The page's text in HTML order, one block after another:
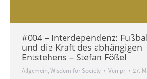
#004 – Interdependenz:
und die Kraft des abhängigen
Entstehens – Stefan Fößel
Allgemein,Wisdom for Society Von pr 27.